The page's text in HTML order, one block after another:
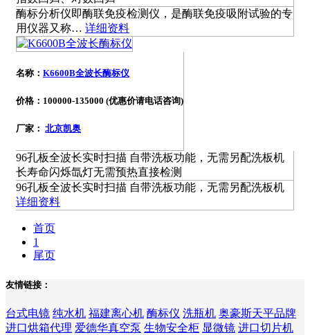
酶标分析仪即酶联免疫检测仪，是酶联免疫吸附试验的专
用仪器又称… 详细资料
名称： K6600B全波长酶标仪
价格：100000-135000 (优惠价请电话咨询)
厂家： 北京凯奥
96孔板全波长实时扫描 自带洗板功能，无需另配洗板机
长寿命闪烁氙灯无需预热直接检测
96孔板全波长实时扫描 自带洗板功能，无需另配洗板机
详细资料
首页
1
尾页
友情链接：
台式电镜 纯水机 福建离心机 酶标仪 洗瓶机 奥豪斯天平品牌
进口烘箱代理 爱德华真空泵 生物安全柜 显微镜 进口切片机